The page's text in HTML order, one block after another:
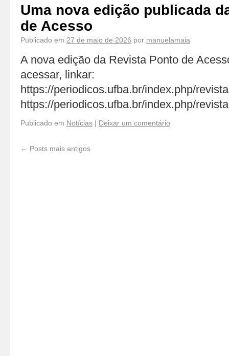
Uma nova edição publicada
de Acesso
Publicado em 27 de maio de 2026 por manuelamaia
A nova edição da Revista Ponto de
acessar, linkar:
https://periodicos.ufba.br/index.php/
https://periodicos.ufba.br/index.php/
Publicado em Notícias | Deixar um comentário
← Posts mais antigos